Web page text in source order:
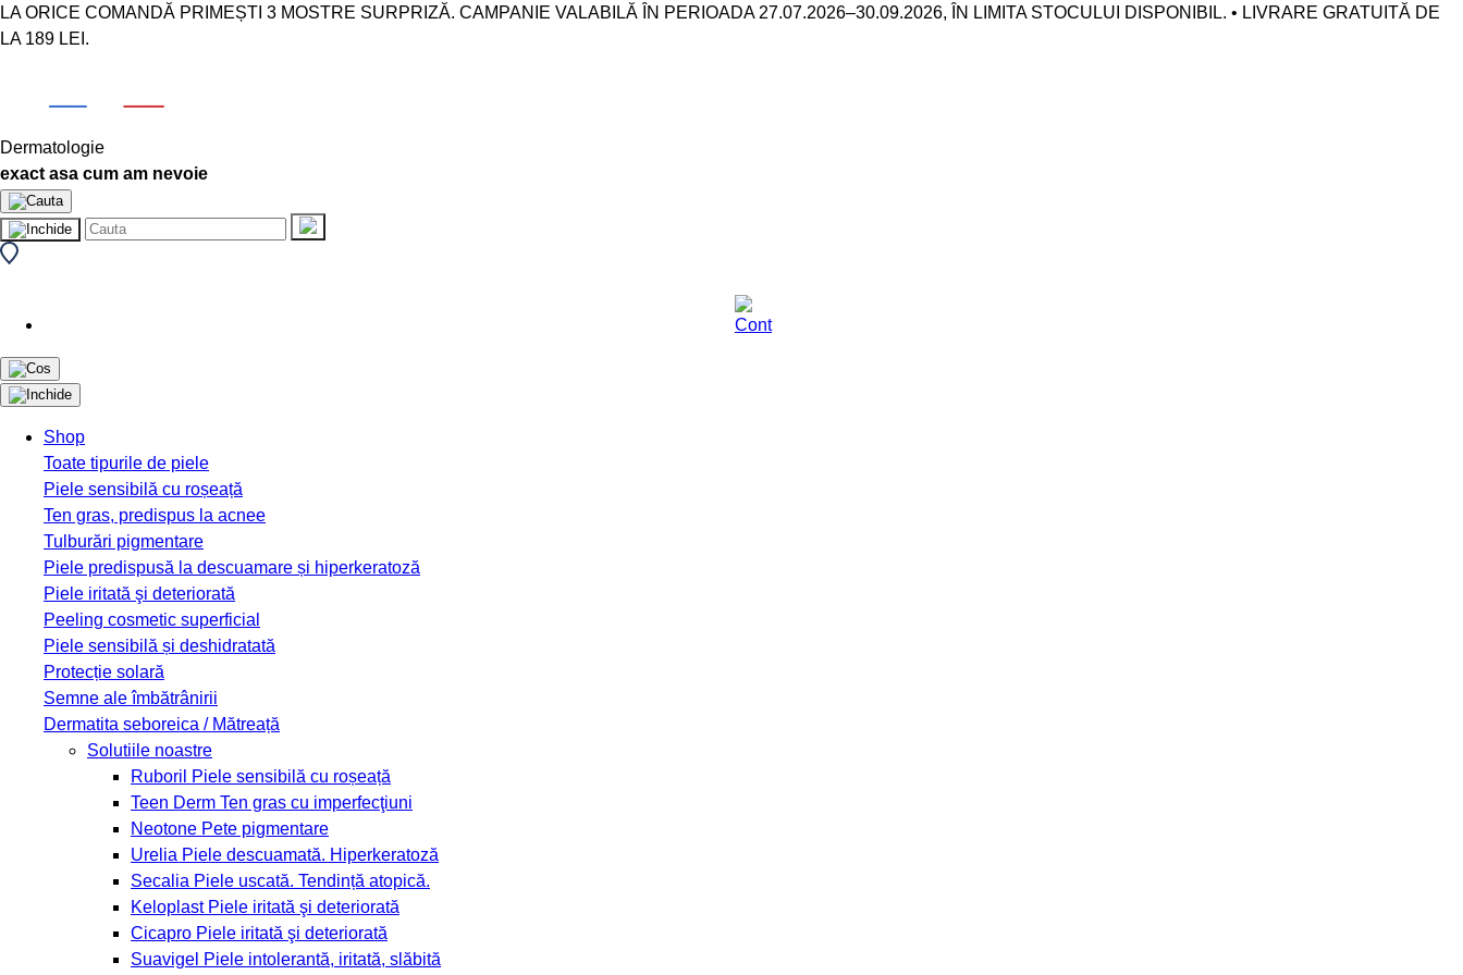
LA ORICE COMANDĂ PRIMEȘTI 3 MOSTRE SURPRIZĂ. CAMPANIE VALABILĂ ÎN PERIOADA 27.07.2026–30.09.2026, ÎN LIMITA STOCULUI DISPONIBIL. • LIVRARE GRATUITĂ DE
LA 189 LEI.
Dermatologie
exact asa cum am nevoie
Shop
Toate tipurile de piele
Piele sensibilă cu roșeață
Ten gras, predispus la acnee
Tulburări pigmentare
Piele predispusă la descuamare și hiperkeratoză
Piele iritată şi deteriorată
Peeling cosmetic superficial
Piele sensibilă și deshidratată
Protecție solară
Semne ale îmbătrânirii
Dermatita seboreica / Mătreață
Solutiile noastre
Ruboril
Piele sensibilă cu roșeață
Teen Derm Ten gras cu imperfecţiuni
Neotone Pete pigmentare
Urelia Piele descuamată. Hiperkeratoză
Secalia Piele uscată. Tendință atopică.
Keloplast Piele iritată şi deteriorată
Cicapro Piele iritată şi deteriorată
Suavigel Piele intolerantă, iritată, slăbită